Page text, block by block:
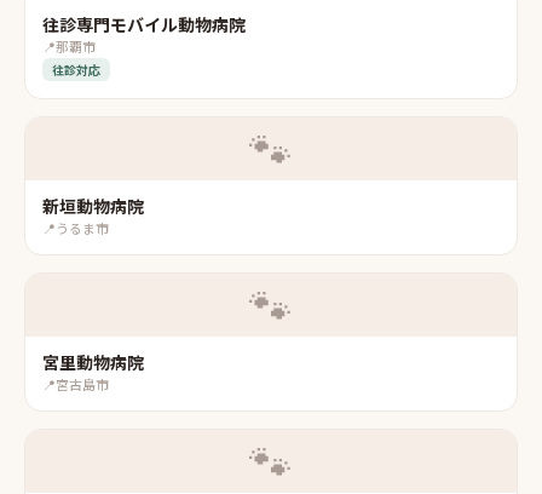
往診専門モバイル動物病院
📍那覇市
往診対応
🐾
新垣動物病院
📍うるま市
🐾
宮里動物病院
📍宮古島市
🐾